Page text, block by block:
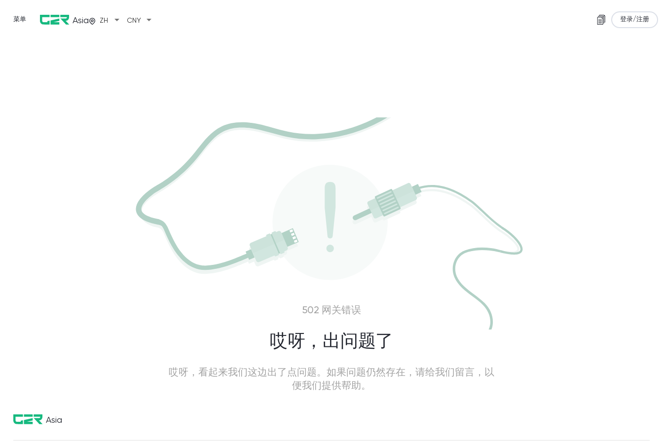
菜单 Asia ZH arrow_drop_down CNY arrow_drop_down 登录/注册
502 网关错误
哎呀，出问题了
哎呀，看起来我们这边出了点问题。如果问题仍然存在，请给我们留言，以
便我们提供帮助。
Asia